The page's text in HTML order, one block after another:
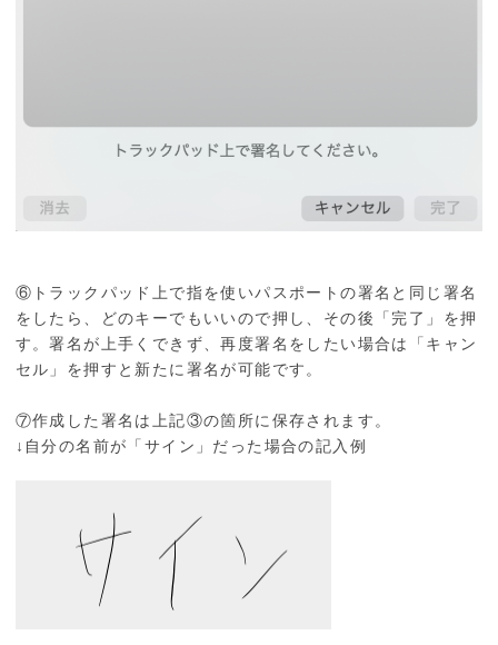
⑥トラックパッド上で指を使いパスポートの署名と同じ署名
をしたら、どのキーでもいいので押し、その後「完了」を押
す。署名が上手くできず、再度署名をしたい場合は「キャン
セル」を押すと新たに署名が可能です。
⑦作成した署名は上記③の箇所に保存されます。
↓自分の名前が「サイン」だった場合の記入例